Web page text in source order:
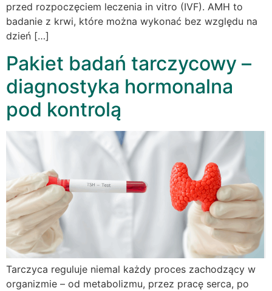
przed rozpoczęciem leczenia in vitro (IVF). AMH to
badanie z krwi, które można wykonać bez względu na
dzień […]
Pakiet badań tarczycowy –
diagnostyka hormonalna
pod kontrolą
Tarczyca reguluje niemal każdy proces zachodzący w
organizmie – od metabolizmu, przez pracę serca, po